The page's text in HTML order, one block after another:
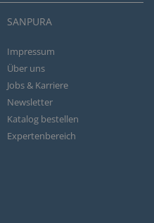
SANPURA
Impressum
Über uns
Jobs & Karriere
Newsletter
Katalog bestellen
Expertenbereich